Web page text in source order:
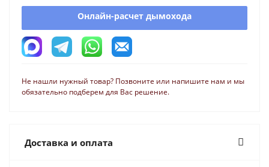
Онлайн-расчет дымохода
Не нашли нужный товар? Позвоните или напишите нам и мы
обязательно подберем для Вас решение.
Доставка и оплата